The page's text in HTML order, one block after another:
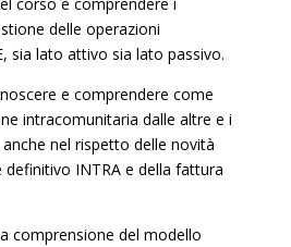
delle operazioni
sia lato attivo sia lato passivo.
e comprendere come
intracomunitaria dalle altre e i
nel rispetto delle novità
INTRA e della fattura
comprensione del modello